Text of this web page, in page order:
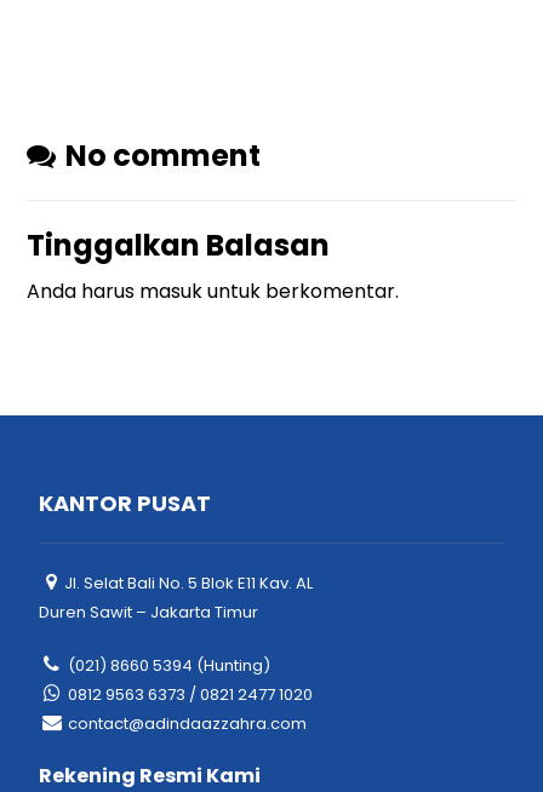
No comment
Tinggalkan Balasan
Anda harus masukuntuk berkomentar.
KANTOR PUSAT
Jl. Selat Bali No. 5 Blok E11 Kav. AL
Duren Sawit – Jakarta Timur
(021) 8660 5394 (Hunting)
0812 9563 6373 / 0821 2477 1020
contact@adindaazzahra.com
Rekening Resmi Kami